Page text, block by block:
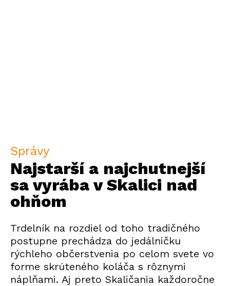
Správy
Najstarší a najchutnejší
sa vyrába v Skalici nad
ohňom
Trdelník na rozdiel od toho tradičného
postupne prechádza do jedálničku
rýchleho občerstvenia po celom svete vo
forme skrúteného koláča s rôznymi
náplňami. Aj preto Skaličania každoročne